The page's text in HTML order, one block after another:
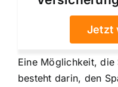
Jetzt
Eine Möglichkeit, die
besteht darin, den